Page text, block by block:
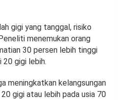
gigi yang tanggal, risiko
menemukan orang
30 persen lebih tinggi
20 gigi lebih.
meningkatkan kelangsungan
gigi atau lebih pada usia 70